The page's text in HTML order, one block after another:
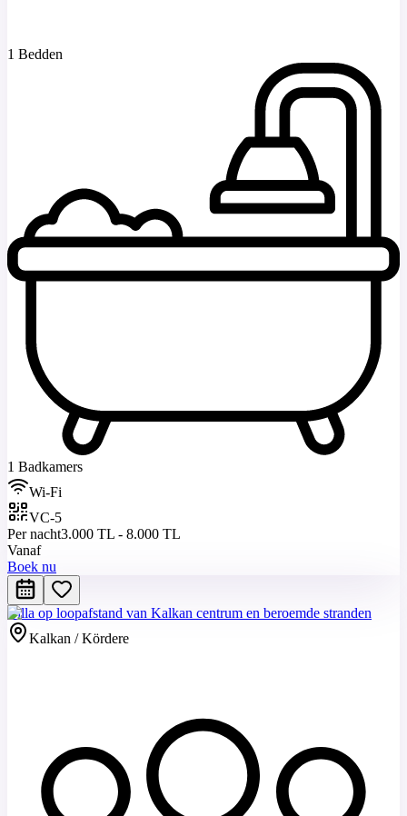
1 Bedden
1 Badkamers
Wi-Fi
VC-5
Per nacht3.000 TL - 8.000 TL
Vanaf
Boek nu
Villa op loopafstand van Kalkan centrum en beroemde stranden
Kalkan / Kördere